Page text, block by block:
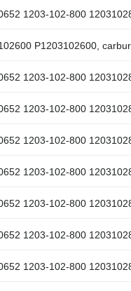
1203-102-800
P1203102600,
1203-102-800
1203-102-800
1203-102-800
1203-102-800
1203-102-800
1203-102-800
1203-102-800